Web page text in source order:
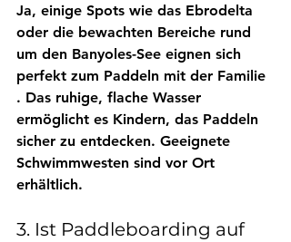
Ja, einige Spots wie das Ebrodelta
oder die bewachten Bereiche rund
um den Banyoles-See eignen sich
perfekt zum Paddeln mit der Familie
. Das ruhige, flache Wasser
ermöglicht es Kindern, das Paddeln
sicher zu entdecken. Geeignete
Schwimmwesten sind vor Ort
erhältlich.
3. Ist Paddleboarding auf